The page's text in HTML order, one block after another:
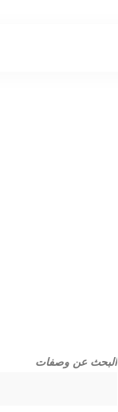
البحث عن وصفات